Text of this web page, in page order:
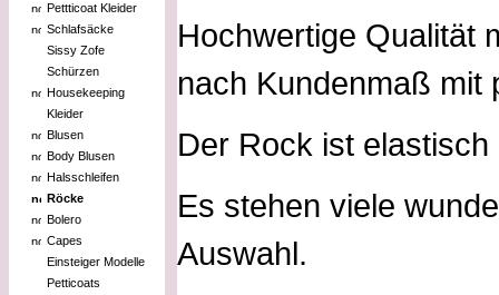
Pettticoat Kleider
Schlafsäcke
Sissy Zofe
Schürzen
Housekeeping
Kleider
Blusen
Body Blusen
Halsschleifen
Röcke
Bolero
Capes
Einsteiger Modelle
Petticoats
Hochwertige Qualität
nach Kundenmaß mit
Der Rock ist elastisch
Es stehen viele
Auswahl.